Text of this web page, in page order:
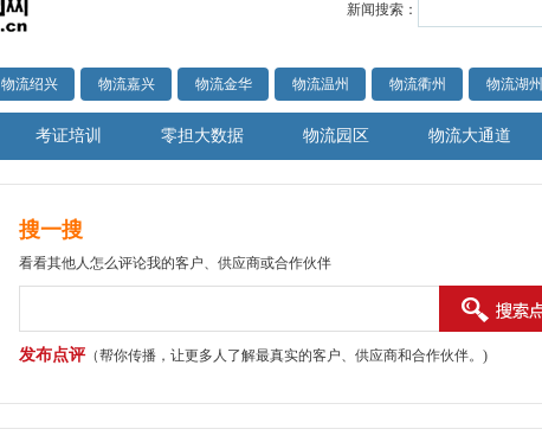
新闻搜索：
物流绍兴 物流嘉兴 物流金华 物流温州 物流衢州 物流湖州
考证培训 零担大数据 物流园区 物流大通道
搜一搜
看看其他人怎么评论我的客户、供应商或合作伙伴
发布点评（帮你传播，让更多人了解最真实的客户、供应商和合作伙伴。)